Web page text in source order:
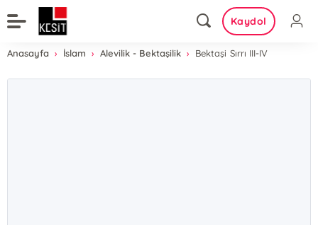
Kaydol
Anasayfa İslam Alevilik - Bektaşilik Bektaşi Sırrı III-IV